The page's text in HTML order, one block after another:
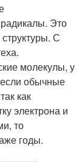
Это
С
молекулы, у
если обычные
как
электрона и
то
годы.